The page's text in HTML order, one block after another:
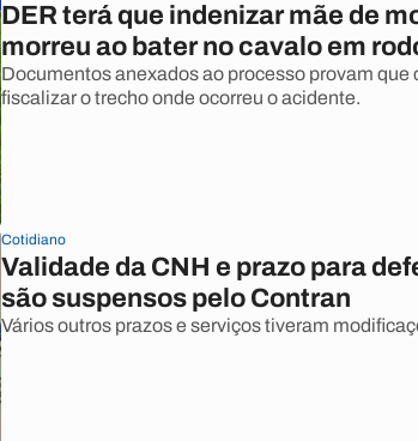
DER terá que indenizar mãe de
morreu ao bater no cavalo em
Documentos anexados ao processo provam que
fiscalizar o trecho onde ocorreu o acidente.
Cotidiano
Validade da CNH e prazo para
são suspensos pelo Contran
Vários outros prazos e serviços tiveram